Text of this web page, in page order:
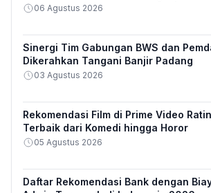
06 Agustus 2026
Sinergi Tim Gabungan BWS dan
Dikerahkan Tangani Banjir Padang
03 Agustus 2026
Rekomendasi Film di Prime Video
Terbaik dari Komedi hingga Horor
05 Agustus 2026
Daftar Rekomendasi Bank dengan